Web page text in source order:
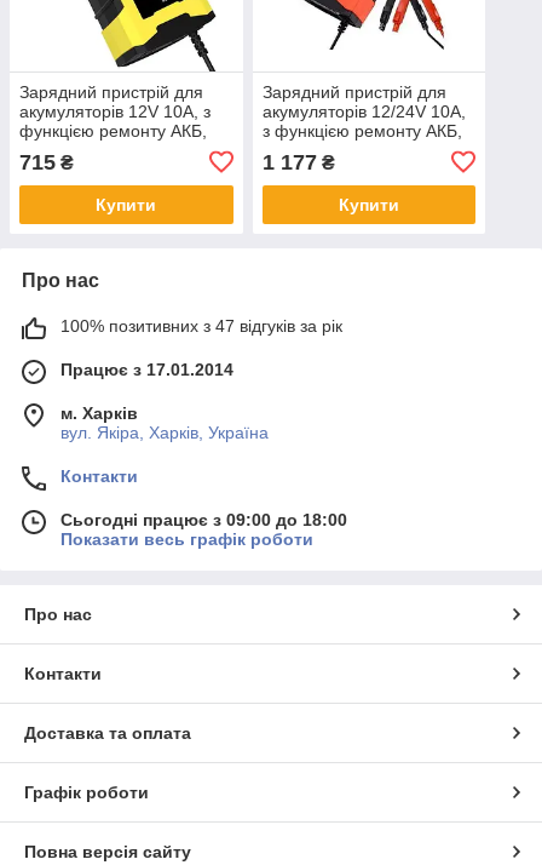
Зарядний пристрій для
акумуляторів 12V 10A, з
функцією ремонту АКБ,
715 ₴
Купити
Зарядний пристрій для
акумуляторів 12/24V 10A,
з функцією ремонту АКБ,
1 177₴
Купити
Про нас
100% позитивних з 47 відгуків за рік
Працює з 17.01.2014
м. Харків
вул. Якіра, Харків, Україна
Контакти
Сьогодні працює з 09:00 до 18:00
Показати весь графік роботи
Про нас
Контакти
Доставка та оплата
Графік роботи
Повна версія сайту